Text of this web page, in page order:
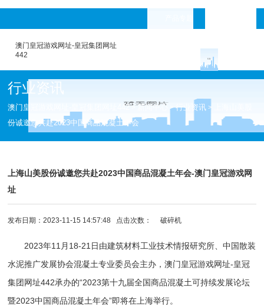
澳门皇冠游戏网址-皇冠集团网址
442
行业资讯
澳门皇冠游戏网址-皇冠集团网址442>新闻中心 >行业资讯 >
份诚邀您共赴2023中国商品混凝土年会
上海山美股份诚邀您共赴2023中国商品混凝土年会-澳门皇冠游戏网
址
发布日期：2023-11-15 14:57:48 点击次数：破碎机
2023年11月18-21日由建筑材料工业技术情报研究所、中国散装
水泥推广发展协会混凝土专业委员会主办，澳门皇冠游戏网址-皇冠
集团网址442承办的“2023第十九届全国商品混凝土可持续发展论坛
暨2023中国商品混凝土年会”即将在上海举行。